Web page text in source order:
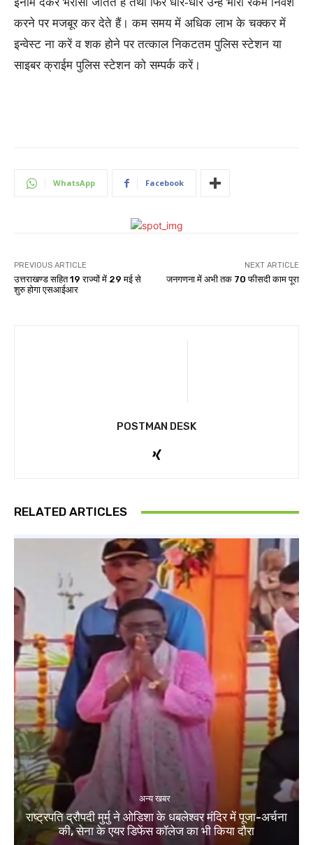
करने पर मजबूर कर देते हैं। कम समय में अधिक लाभ के चक्कर में
इन्वेस्ट ना करें व शक होने पर तत्काल निकटतम पुलिस स्टेशन या
साइबर क्राईम पुलिस स्टेशन को सम्पर्क करें।
WhatsApp Facebook
PREVIOUS ARTICLE
उत्तराखण्ड सहित 19 राज्यों में 29 मई से
शुरु होगा एसआईआर
NEXT ARTICLE
जनगणना में अभी तक 70 फीसदी काम पूरा
POSTMAN DESK
RELATED ARTICLES
अन्य खबर
राष्ट्रपति द्रौपदी मुर्मु ने ओडिशा के धबलेश्वर मंदिर में पूजा-अर्चना
की, सेना के एयर डिफेंस कॉलेज का भी किया दौरा